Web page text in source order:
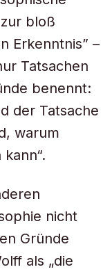
bloß
Erkenntnis” –
Tatsachen
benennt:
der Tatsache
warum
nicht
Gründe
als „die